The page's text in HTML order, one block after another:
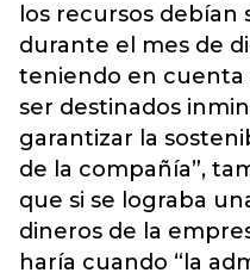
los recursos debían
durante el mes de
teniendo en cuenta
ser destinados
garantizar la
de la compañía”,
que si se lograba
dineros de la
haría cuando “la